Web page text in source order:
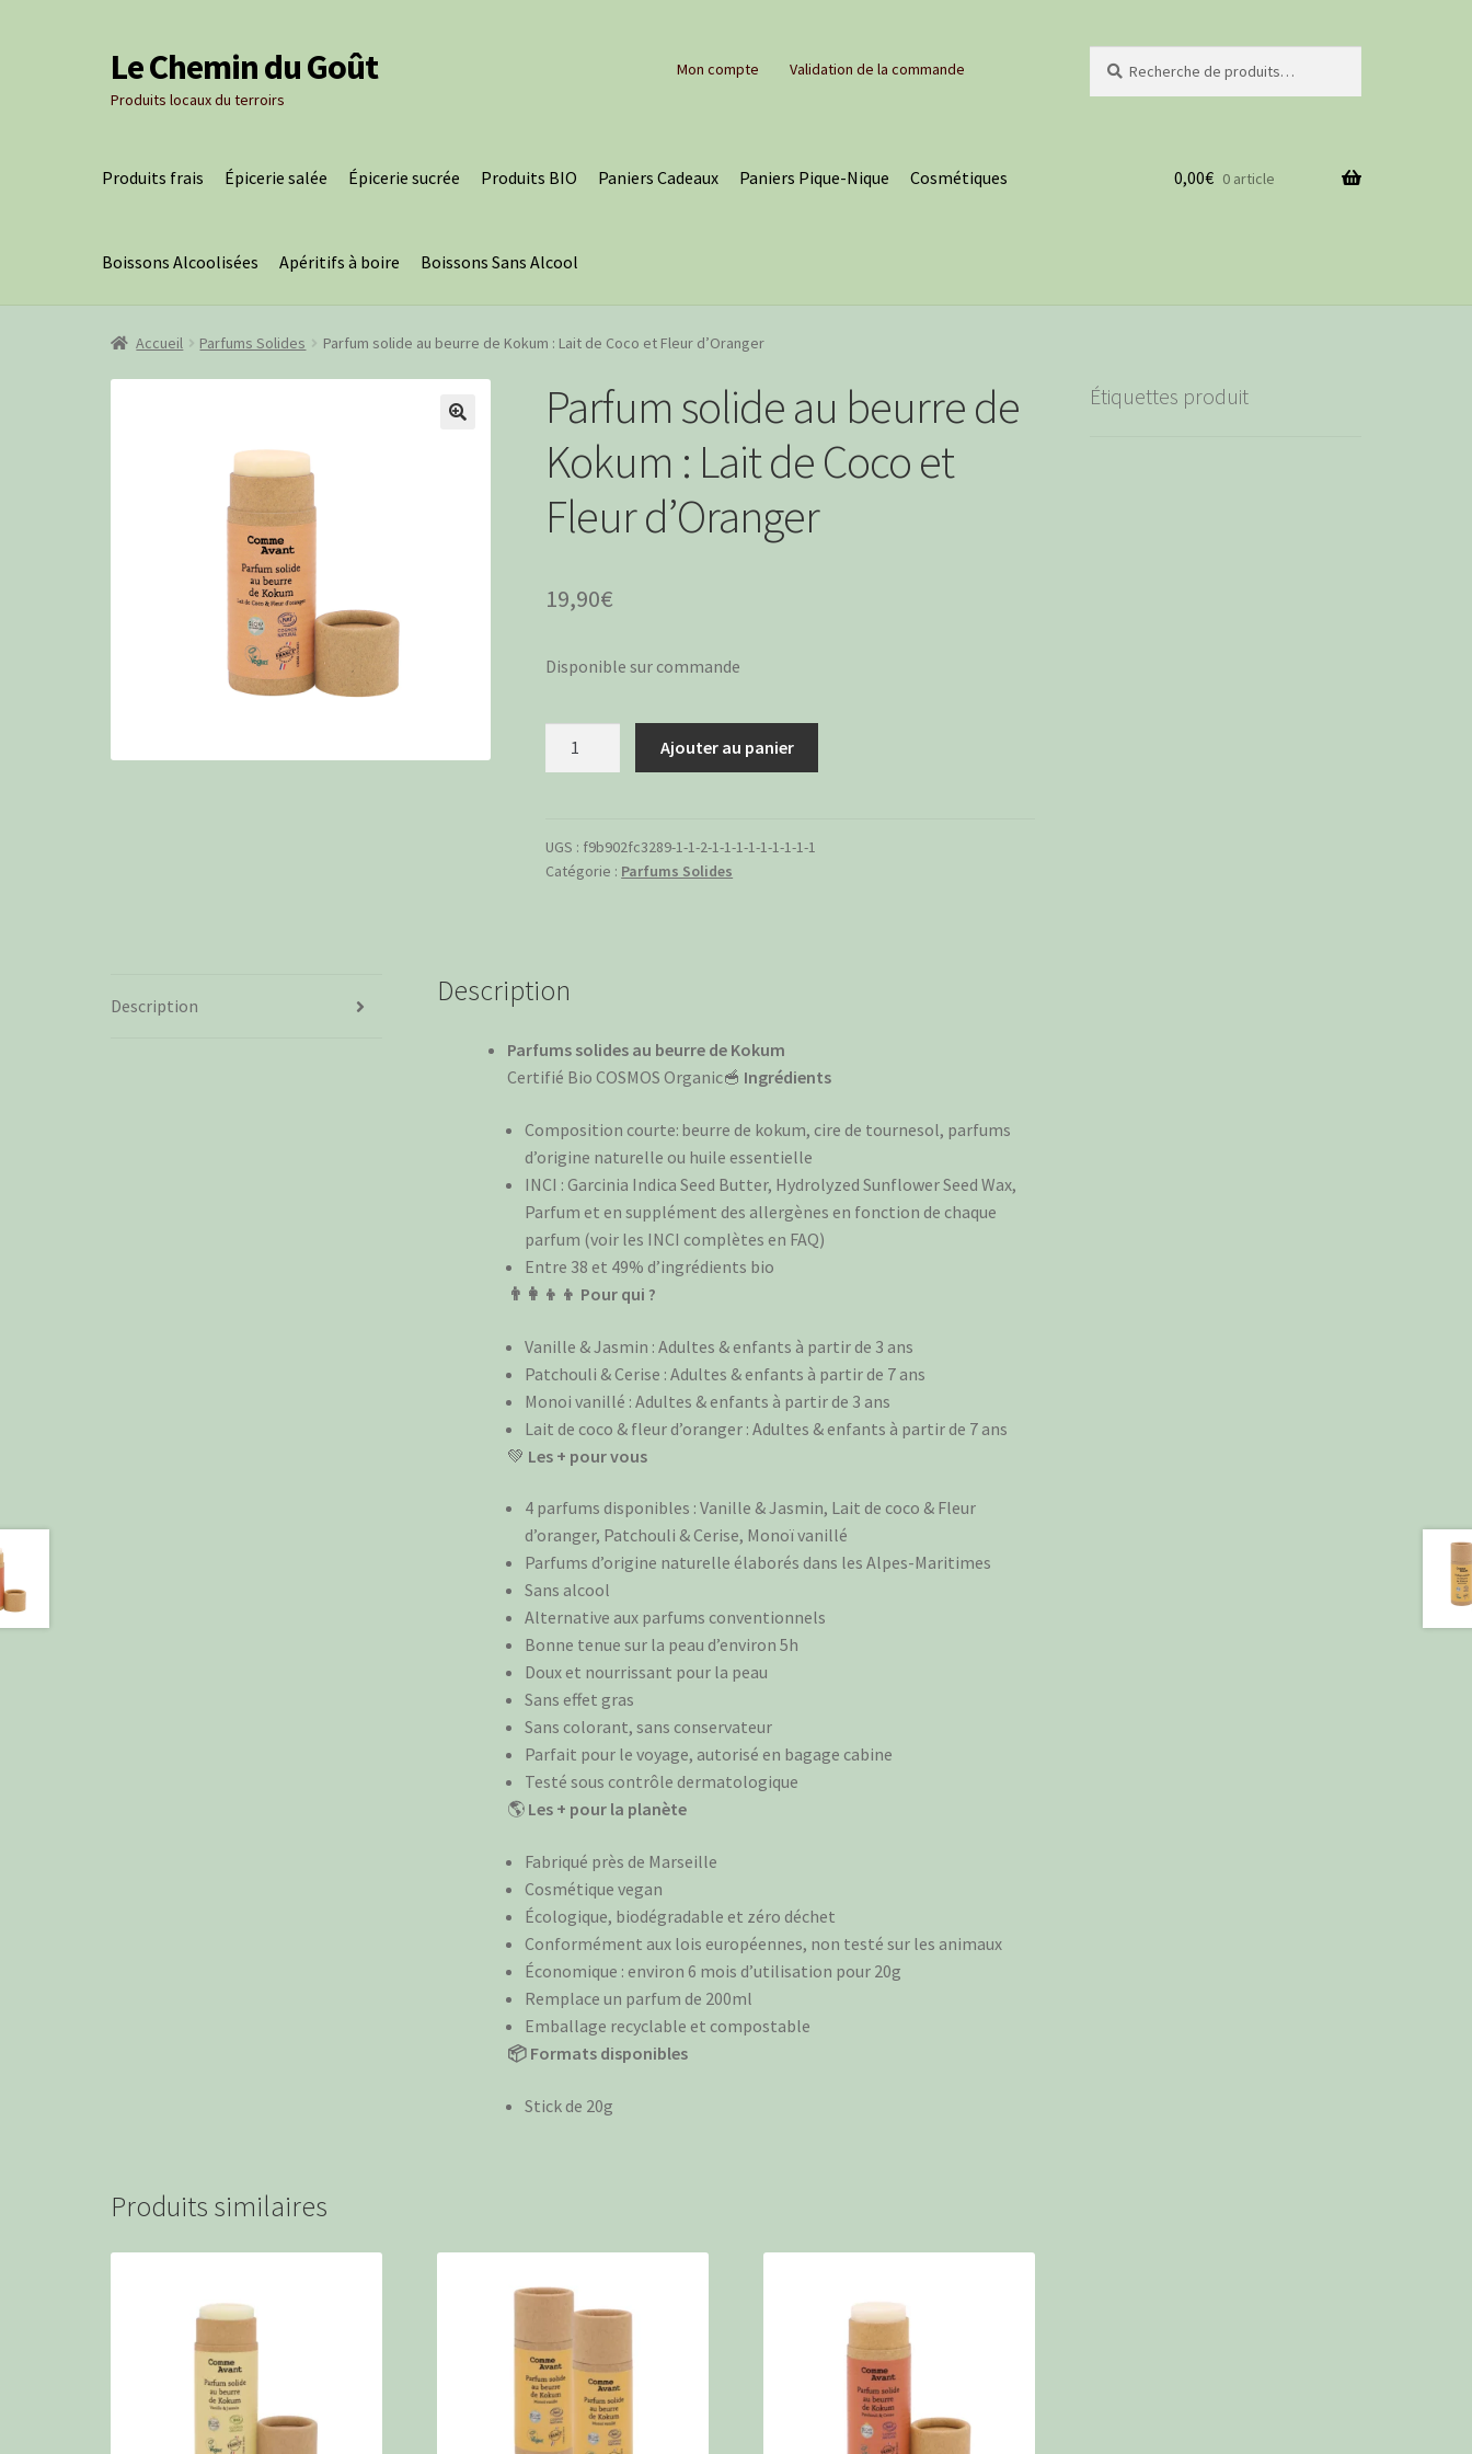
Aller
à
la
Aller
au
contenu
Le Chemin du Goût
Produits locaux du terroirs
Mon compte Validation de la commande
pour :
Produits frais Épicerie salée Épicerie sucrée Produits BIO Paniers Cadeaux Paniers Pique-Nique Cosmétiques
Boissons Alcoolisées Apéritifs à boire Boissons Sans Alcool
0,00€ 0 article
Accueil Parfums Solides Parfum solide au beurre de Kokum : Lait de Coco et Fleur d’Oranger
Parfum solide au beurre de
Kokum : Lait de Coco et
Fleur d’Oranger
19,90€
Disponible sur commande
au
beurre
Lait
et
d'Oranger
Ajouter au panier
UGS : f9b902fc3289-1-1-2-1-1-1-1-1-1-1-1-1
Catégorie : Parfums Solides
Description Description
Parfums solides au beurre de Kokum
Certifié Bio COSMOS Organic🥣 Ingrédients
Composition courte: beurre de kokum, cire de tournesol, parfums
d’origine naturelle ou huile essentielle
INCI : Garcinia Indica Seed Butter, Hydrolyzed Sunflower Seed Wax,
Parfum et en supplément des allergènes en fonction de chaque
parfum (voir les INCI complètes en FAQ)
Entre 38 et 49% d’ingrédients bio
👨‍👩‍👦‍👦 Pour qui ?
Vanille & Jasmin : Adultes & enfants à partir de 3 ans
Patchouli & Cerise : Adultes & enfants à partir de 7 ans
Monoi vanillé : Adultes & enfants à partir de 3 ans
Lait de coco & fleur d’oranger : Adultes & enfants à partir de 7 ans
💚 Les + pour vous
4 parfums disponibles : Vanille & Jasmin, Lait de coco & Fleur
d’oranger, Patchouli & Cerise, Monoï vanillé
Parfums d’origine naturelle élaborés dans les Alpes-Maritimes
Sans alcool
Alternative aux parfums conventionnels
Bonne tenue sur la peau d’environ 5h
Doux et nourrissant pour la peau
Sans effet gras
Sans colorant, sans conservateur
Parfait pour le voyage, autorisé en bagage cabine
Testé sous contrôle dermatologique
🌎 Les + pour la planète
Fabriqué près de Marseille
Cosmétique vegan
Écologique, biodégradable et zéro déchet
Conformément aux lois européennes, non testé sur les animaux
Économique : environ 6 mois d’utilisation pour 20g
Remplace un parfum de 200ml
Emballage recyclable et compostable
📦 Formats disponibles
Stick de 20g
Produits similaires
Étiquettes produit